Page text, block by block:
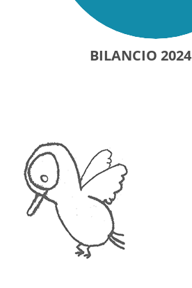
BILANCIO 2024